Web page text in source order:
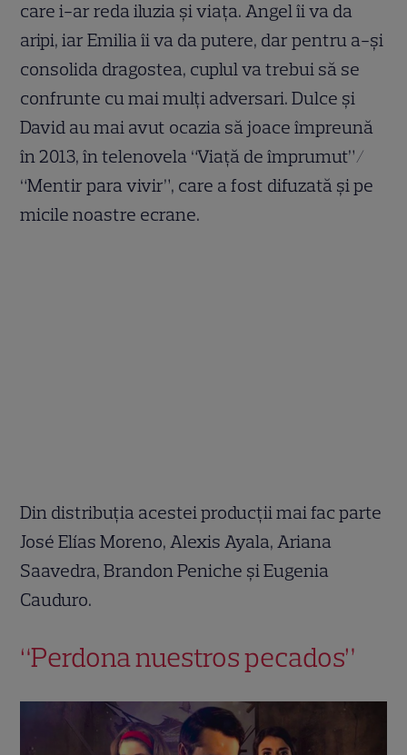
care i-ar reda iluzia și viața. Angel îi va da
aripi, iar Emilia îi va da putere, dar pentru a-și
consolida dragostea, cuplul va trebui să se
confrunte cu mai mulți adversari. Dulce și
David au mai avut ocazia să joace împreună
în 2013, în telenovela “Viață de împrumut”/
“Mentir para vivir”, care a fost difuzată și pe
micile noastre ecrane.
Din distribuția acestei producții mai fac parte
José Elías Moreno, Alexis Ayala, Ariana
Saavedra, Brandon Peniche și Eugenia
Cauduro.
“Perdona nuestros pecados”